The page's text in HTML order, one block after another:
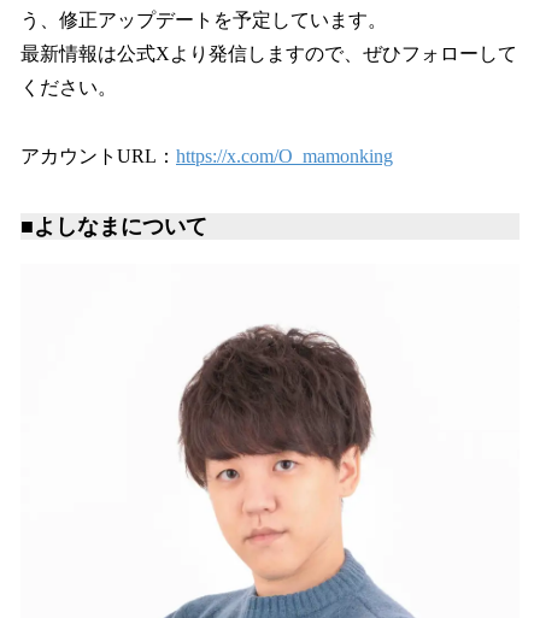
う、修正アップデートを予定しています。
最新情報は公式Xより発信しますので、ぜひフォローして
ください。
アカウントURL： https://x.com/O_mamonking
■よしなまについて